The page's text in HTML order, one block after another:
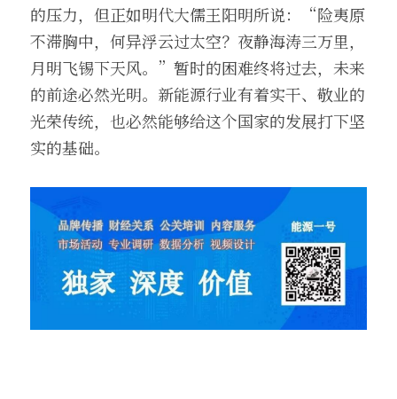
的压力，但正如明代大儒王阳明所说：“险夷原
不滞胸中，何异浮云过太空？夜静海涛三万里，
月明飞锡下天风。”暂时的困难终将过去，未来
的前途必然光明。新能源行业有着实干、敬业的
光荣传统，也必然能够给这个国家的发展打下坚
实的基础。